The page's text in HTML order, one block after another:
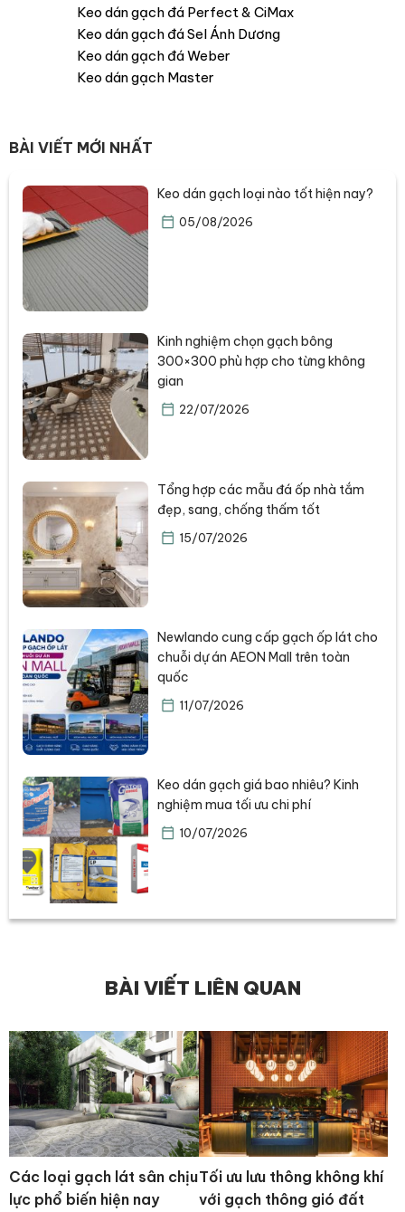
Keo dán gạch đá Perfect & CiMax
Keo dán gạch đá Sel Ánh Dương
Keo dán gạch đá Weber
Keo dán gạch Master
BÀI VIẾT MỚI NHẤT
Keo dán gạch loại nào tốt hiện nay?
05/08/2026
Kinh nghiệm chọn gạch bông
300×300 phù hợp cho từng không
gian
22/07/2026
Tổng hợp các mẫu đá ốp nhà tắm
đẹp, sang, chống thấm tốt
15/07/2026
Newlando cung cấp gạch ốp lát cho
chuỗi dự án AEON Mall trên toàn
quốc
11/07/2026
Keo dán gạch giá bao nhiêu? Kinh
nghiệm mua tối ưu chi phí
10/07/2026
BÀI VIẾT LIÊN QUAN
Các loại gạch lát sân chịu
lực phổ biến hiện nay
Tối ưu lưu thông không khí
với gạch thông gió đất